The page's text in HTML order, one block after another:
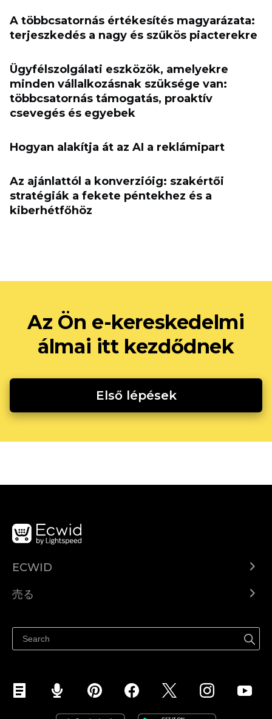
A többcsatornás értékesítés magyarázata:
terjeszkedés a nagy és szűkös piacterekre
Ügyfélszolgálati eszközök, amelyekre
minden vállalkozásnak szüksége van:
többcsatornás támogatás, proaktív
csevegés és egyebek
Hogyan alakítja át az AI a reklámipart
Az ajánlattól a konverzióig: szakértői
stratégiák a fekete péntekhez és a
kiberhétfőhöz
Az Ön e-kereskedelmi
álmai itt kezdődnek
Első lépések
ECWID
ヘルプセンター
売る
Facebookで販売する
Instagramで販売する